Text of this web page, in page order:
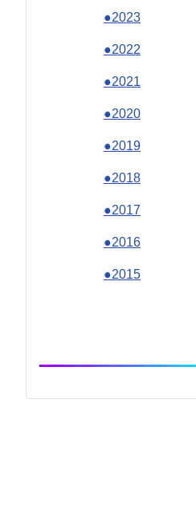
●2023
●2022
●2021
●2020
●2019
●2018
●2017
●2016
●2015